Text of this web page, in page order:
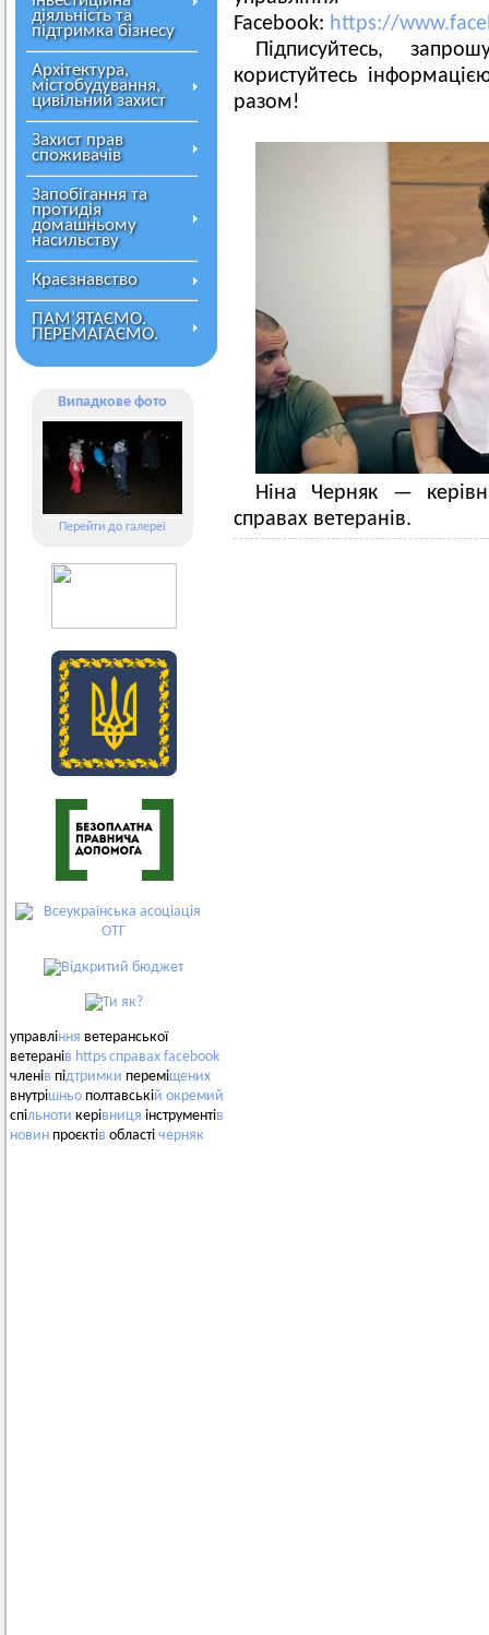
діяльність та
підтримка бізнесу
Архітектура,
містобудування,
цивільний захист
Захист прав
споживачів
Запобігання та
протидія
домашньому
насильству
Краєзнавство
ПАМ’ЯТАЄМО.
ПЕРЕМАГАЄМО.
Випадкове фото
Перейти до галереї
управління ветеранської
ветеранів https справах facebook
членів підтримки переміщених
внутрішньо полтавській окремий
спільноти керівниця інструментів
новин проєктів області черняк
Facebook: https://
Підписуйтесь,
користуйтесь
разом!
Ніна Черняк —
справах ветеранів.